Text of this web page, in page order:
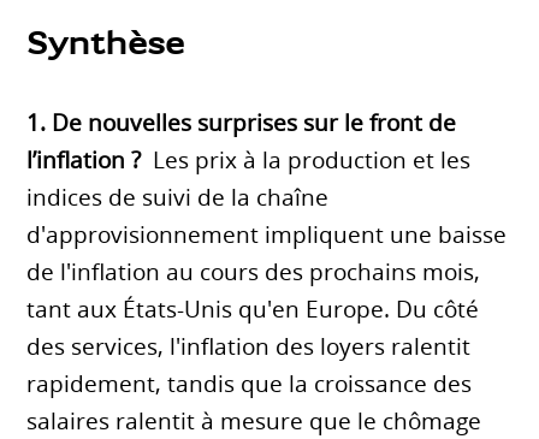
Synthèse
1. De nouvelles surprises sur le front de
l’inflation ?Les prix à la production et les
indices de suivi de la chaîne
d'approvisionnement impliquent une baisse
de l'inflation au cours des prochains mois,
tant aux États-Unis qu'en Europe. Du côté
des services, l'inflation des loyers ralentit
rapidement, tandis que la croissance des
salaires ralentit à mesure que le chômage